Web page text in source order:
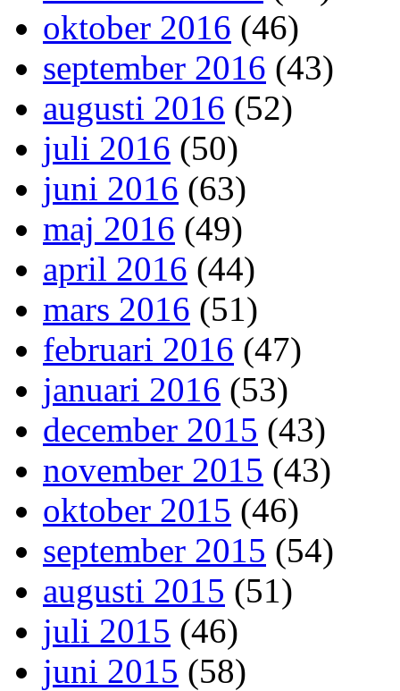
oktober 2016 (46)
september 2016 (43)
augusti 2016 (52)
juli 2016 (50)
juni 2016 (63)
maj 2016 (49)
april 2016 (44)
mars 2016 (51)
februari 2016 (47)
januari 2016 (53)
december 2015 (43)
november 2015 (43)
oktober 2015 (46)
september 2015 (54)
augusti 2015 (51)
juli 2015 (46)
juni 2015 (58)